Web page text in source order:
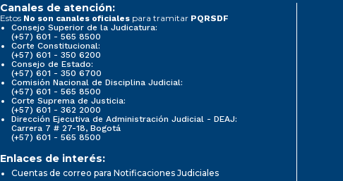
Canales de atención:
Estos No son canales oficiales para tramitar PQRSDF
Consejo Superior de la Judicatura:
(+57) 601 - 565 8500
Corte Constitucional:
(+57) 601 - 350 6200
Consejo de Estado:
(+57) 601 - 350 6700
Comisión Nacional de Disciplina Judicial:
(+57) 601 - 565 8500
Corte Suprema de Justicia:
(+57) 601 - 362 2000
Dirección Ejecutiva de Administración Judicial - DEAJ:
Carrera 7 # 27-18, Bogotá
(+57) 601 - 565 8500
Enlaces de interés:
Cuentas de correo para Notificaciones Judiciales